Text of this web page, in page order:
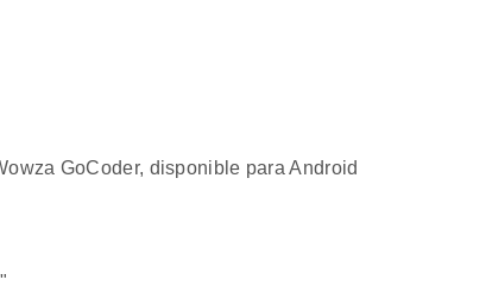
GoCoder, disponible para Android